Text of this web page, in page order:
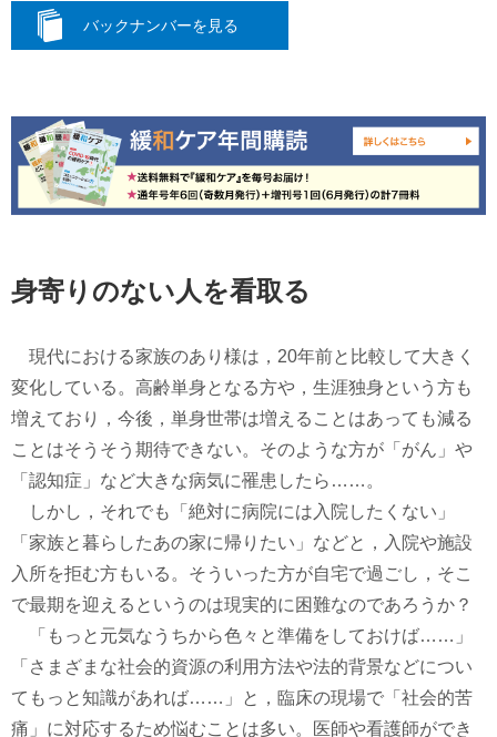
バックナンバーを見る
身寄りのない人を看取る
現代における家族のあり様は，20年前と比較して大きく
変化している。高齢単身となる方や，生涯独身という方も
増えており，今後，単身世帯は増えることはあっても減る
ことはそうそう期待できない。そのような方が「がん」や
「認知症」など大きな病気に罹患したら……。
しかし，それでも「絶対に病院には入院したくない」
「家族と暮らしたあの家に帰りたい」などと，入院や施設
入所を拒む方もいる。そういった方が自宅で過ごし，そこ
で最期を迎えるというのは現実的に困難なのであろうか？
「もっと元気なうちから色々と準備をしておけば……」
「さまざまな社会的資源の利用方法や法的背景などについ
てもっと知識があれば……」と，臨床の現場で「社会的苦
痛」に対応するため悩むことは多い。医師や看護師ができ